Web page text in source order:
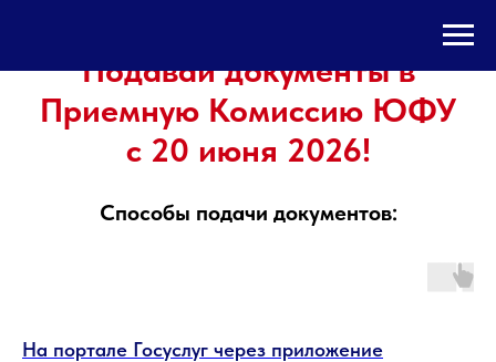
Подавай документы в
Приемную Комиссию ЮФУ
с 20 июня 2026!
Способы подачи документов:
На портале Госуслуг через приложение